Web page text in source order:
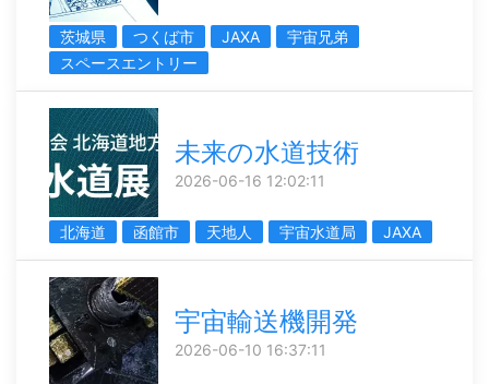
茨城県 つくば市 JAXA
宇宙兄弟
スペースエントリー
未来の水道技術
2026-06-16 12:02:11
北海道 函館市 天地人 宇宙水道局 JAXA
宇宙輸送機開発
2026-06-10 16:37:11